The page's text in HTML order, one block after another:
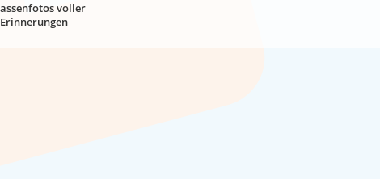
voller
Erinnerungen